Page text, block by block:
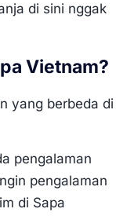
di sini nggak
Vietnam?
yang berbeda di
pengalaman
pengalaman
di Sapa